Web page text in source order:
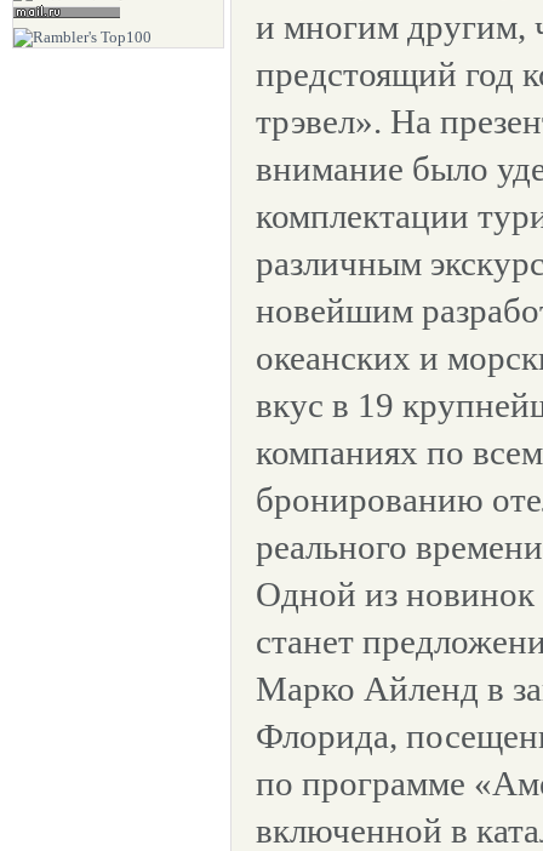
и многим другим,
предстоящий год
трэвел». На
внимание было
комплектации
различным
новейшим
океанских и
вкус в 19
компаниях по
бронированию
реального
Одной из новинок
станет
Марко Айленд в
Флорида,
по программе
включенной в